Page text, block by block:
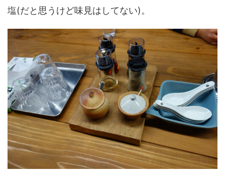
塩(だと思うけど味見はしてない)。